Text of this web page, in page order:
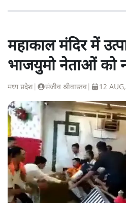
महाकाल मंदिर में
भाजयुमो नेताओं को
मध्य प्रदेश संजीव श्रीवास्तव 12